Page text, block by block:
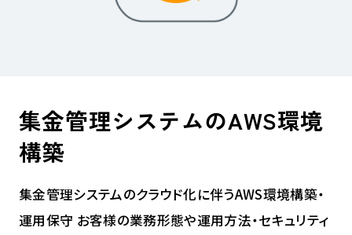
集金管理システムのAWS環境
構築
集金管理システムのクラウド化に伴うAWS環境構築・
運用保守 お客様の業務形態や運用方法・セキュリティ